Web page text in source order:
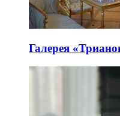
Галерея